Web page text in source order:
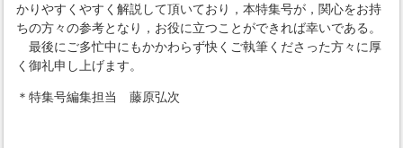
かりやすくやすく解説して頂いており，本特集号が，関心をお持
ちの方々の参考となり，お役に立つことができれば幸いである。
最後にご多忙中にもかかわらず快くご執筆くださった方々に厚
く御礼申し上げます。
＊特集号編集担当 藤原弘次